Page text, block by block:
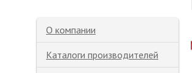
О компании
Каталоги производителей